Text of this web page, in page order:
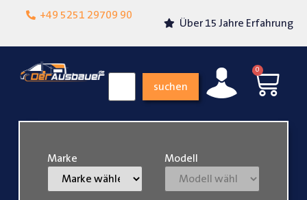
+49 5251 29709 90
Lokalgeschäft in
Über 15 Jahre Erfahrung
suchen
0
Marke Modell